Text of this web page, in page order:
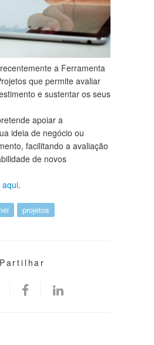
a Ferramenta
que permite avaliar
e sustentar os seus
apoiar a
ideia de negócio ou
facilitando a avaliação
de novos
aqui.
projetos
Partilhar